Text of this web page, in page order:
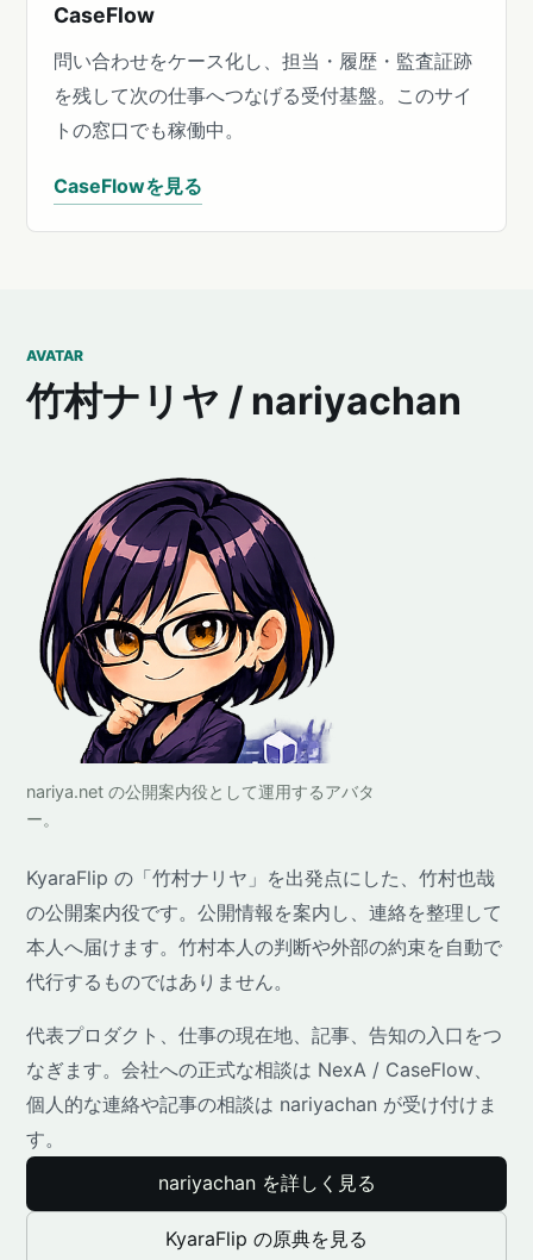
CaseFlow
問い合わせをケース化し、担当・履歴・監査証跡
を残して次の仕事へつなげる受付基盤。このサイ
トの窓口でも稼働中。
CaseFlowを見る
AVATAR
竹村ナリヤ / nariyachan
nariya.net の公開案内役として運用するアバタ
ー。
KyaraFlip の「竹村ナリヤ」を出発点にした、竹村也哉
の公開案内役です。公開情報を案内し、連絡を整理して
本人へ届けます。竹村本人の判断や外部の約束を自動で
代行するものではありません。
代表プロダクト、仕事の現在地、記事、告知の入口をつ
なぎます。会社への正式な相談は NexA / CaseFlow、
個人的な連絡や記事の相談は nariyachan が受け付けま
す。
nariyachan を詳しく見る
KyaraFlip の原典を見る